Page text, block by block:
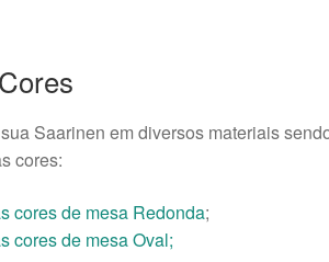
Saarinen em diversos materiais
cores:
cores de mesa Redonda;
cores de mesa Oval;